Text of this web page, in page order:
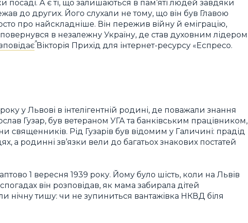
посаді. А є ті, що залишаються в пам’яті людей завдяки
до других. Його слухали не тому, що він був Главою
про найскладніше. Він пережив війну й еміграцію,
в незалежну Україну, де став духовним лідером
Вікторія Прихід для інтернет-ресурсу «Еспресо.
у Львові в інтелігентній родині, де поважали знання
Гузар, був ветераном УГА та банківським працівником,
священників. Рід Гузарів був відомим у Галичині: прадід
а родинні зв’язки вели до багатьох знакових постатей
1 вересня 1939 року. Йому було шість, коли на Львів
він розповідав, як мама забирала дітей
нічну тишу: чи не зупиниться вантажівка НКВД біля